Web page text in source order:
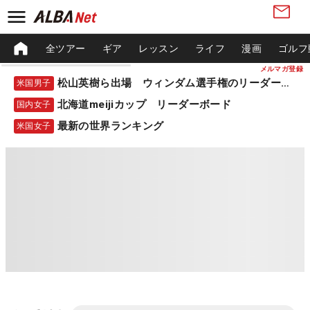
メルマガ登録
全ツアー ギア レッスン ライフ 漫画 ゴル
米国男子 松山英樹ら出場 ウィンダム選手権のリーダーボード
国内女子 北海道meijiカップ リーダーボード
米国女子 最新の世界ランキング